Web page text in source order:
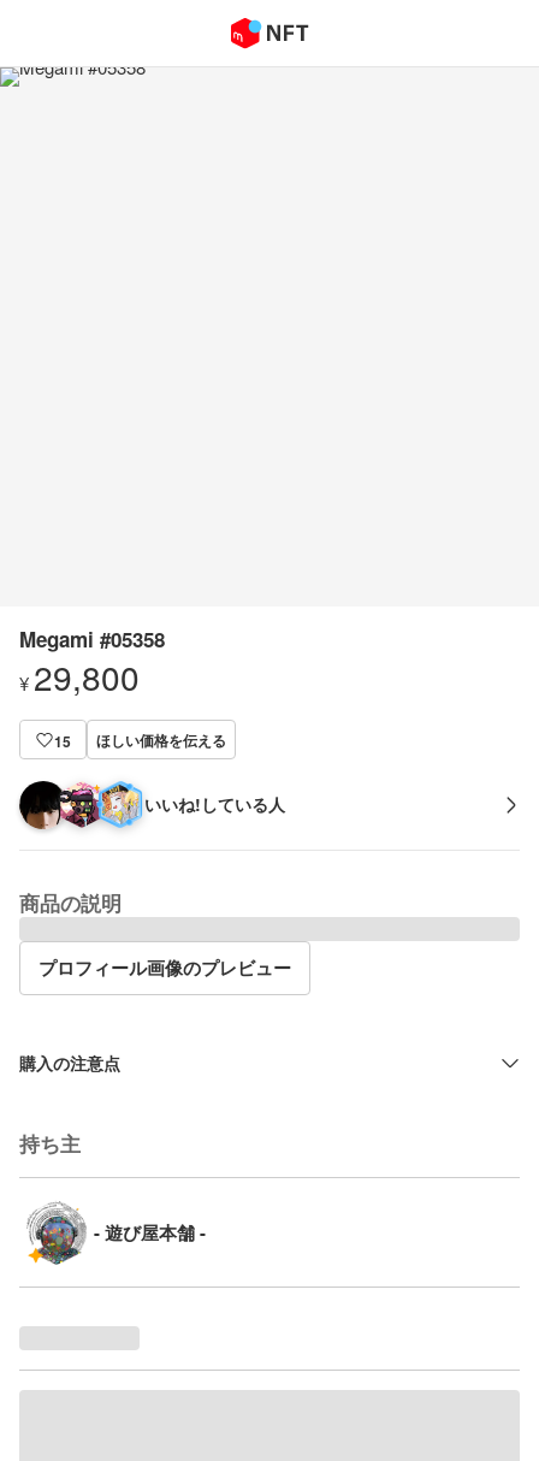
Megami #05358
¥ 29,800
15 ほしい価格を伝える
いいね!している人
商品の説明
プロフィール画像のプレビュー
購入の注意点
持ち主
- 遊び屋本舗 -